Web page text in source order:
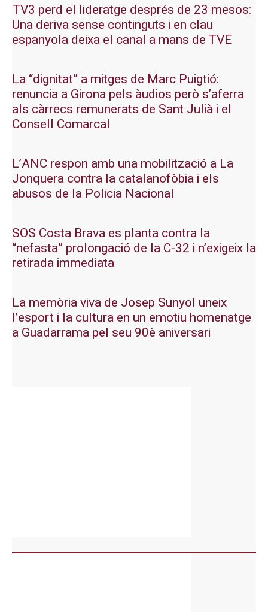
TV3 perd el lideratge després de 23 mesos:
Una deriva sense continguts i en clau
espanyola deixa el canal a mans de TVE
La “dignitat” a mitges de Marc Puigtió:
renuncia a Girona pels àudios però s’aferra
als càrrecs remunerats de Sant Julià i el
Consell Comarcal
L’ANC respon amb una mobilització a La
Jonquera contra la catalanofòbia i els
abusos de la Policia Nacional
SOS Costa Brava es planta contra la
“nefasta” prolongació de la C-32 i n’exigeix la
retirada immediata
La memòria viva de Josep Sunyol uneix
l’esport i la cultura en un emotiu homenatge
a Guadarrama pel seu 90è aniversari